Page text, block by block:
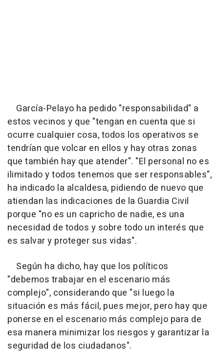
García-Pelayo ha pedido "responsabilidad" a
estos vecinos y que "tengan en cuenta que si
ocurre cualquier cosa, todos los operativos se
tendrían que volcar en ellos y hay otras zonas
que también hay que atender". "El personal no es
ilimitado y todos tenemos que ser responsables",
ha indicado la alcaldesa, pidiendo de nuevo que
atiendan las indicaciones de la Guardia Civil
porque "no es un capricho de nadie, es una
necesidad de todos y sobre todo un interés que
es salvar y proteger sus vidas".
Según ha dicho, hay que los políticos
"debemos trabajar en el escenario más
complejo", considerando que "si luego la
situación es más fácil, pues mejor, pero hay que
ponerse en el escenario más complejo para de
esa manera minimizar los riesgos y garantizar la
seguridad de los ciudadanos".